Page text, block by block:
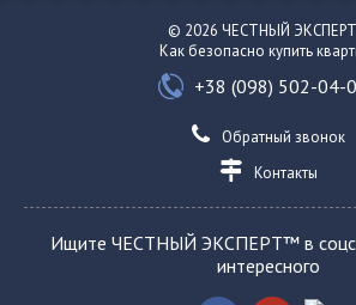
© 2026 ЧЕСТНЫЙ
Как безопасно купить
+38 (098) 502-04-
Обратный звонок
Контакты
Ищите ЧЕСТНЫЙ ЭКСПЕРТ™ в
интересного